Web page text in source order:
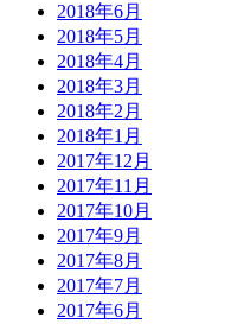
2018年6月
2018年5月
2018年4月
2018年3月
2018年2月
2018年1月
2017年12月
2017年11月
2017年10月
2017年9月
2017年8月
2017年7月
2017年6月